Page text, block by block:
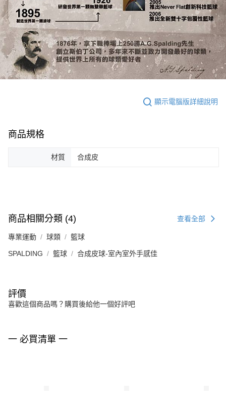
顯示電腦版詳細說明
商品規格
材質 合成皮
商品相關分類 (4) 查看全部
專業運動 球類 籃球
SPALDING 籃球 合成皮球-室內室外手感佳
評價
喜歡這個商品嗎？購買後給他一個好評吧
一 必買清單 一